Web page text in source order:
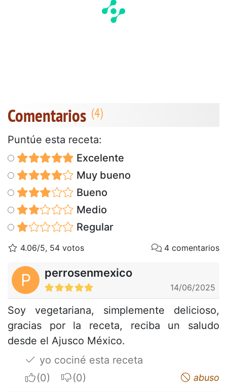
Comentarios
Puntúe esta receta:
Excelente
Muy bueno
Bueno
Medio
Regular
4.06/5, 54 votos 4 comentarios
P perrosenmexico
14/06/2025
Soy vegetariana, simplemente delicioso,
gracias por la receta, reciba un saludo
desde el Ajusco México.
yo cociné esta receta
I apreciateI do not appreciate abuso